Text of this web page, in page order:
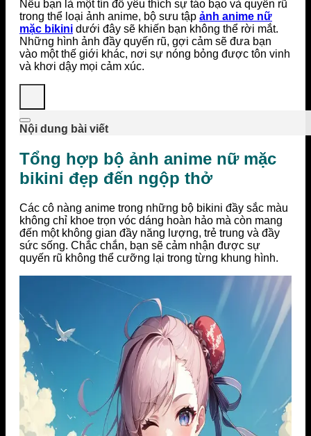
Nếu bạn là một tín đồ yêu thích sự táo bạo và quyến rũ
trong thể loại ảnh anime, bộ sưu tập ảnh anime nữ
mặc bikini dưới đây sẽ khiến bạn không thể rời mắt.
Những hình ảnh đầy quyến rũ, gợi cảm sẽ đưa bạn
vào một thế giới khác, nơi sự nóng bỏng được tôn vinh
và khơi dậy mọi cảm xúc.
Nội dung bài viết
Tổng hợp bộ ảnh anime nữ mặc
bikini đẹp đến ngộp thở
Các cô nàng anime trong những bộ bikini đầy sắc màu
không chỉ khoe trọn vóc dáng hoàn hảo mà còn mang
đến một không gian đầy năng lượng, trẻ trung và đầy
sức sống. Chắc chắn, bạn sẽ cảm nhận được sự
quyến rũ không thể cưỡng lại trong từng khung hình.